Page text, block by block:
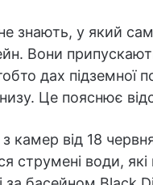
знають, у який
Вони
дах підземної
Це пояснює
камер від 18
струмені води,